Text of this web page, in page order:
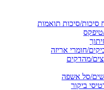
סיכות תואמות
חומרי אריזה
מהדקים
סל אשפה
ביקור